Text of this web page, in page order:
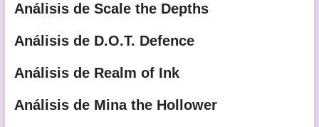
Análisis de Scale the Depths
Análisis de D.O.T. Defence
Análisis de Realm of Ink
Análisis de Mina the Hollower